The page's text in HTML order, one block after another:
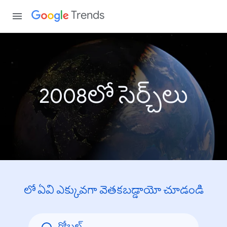
Trends
2008లో సెర్చ్‌లు
లో ఏవి ఎక్కువగా వెతకబడ్డాయో చూడండి